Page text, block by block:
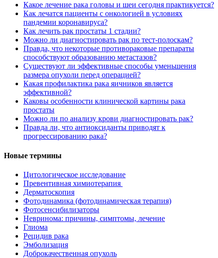
Какое лечение рака головы и шеи сегодня практикуется?
Как лечатся пациенты с онкологией в условиях
пандемии коронавируса?
Как лечить рак простаты 1 стадии?
Можно ли диагностировать рак по тест-полоскам?
Правда, что некоторые противораковые препараты
способствуют образованию метастазов?
Существуют ли эффективные способы уменьшения
размера опухоли перед операцией?
Какая профилактика рака яичников является
эффективной?
Каковы особенности клинической картины рака
простаты
Можно ли по анализу крови диагностировать рак?
Правда ли, что антиоксиданты приводят к
прогрессированию рака?
Новые термины
Цитологическое исследование
Превентивная химиотерапия
Дерматоскопия
Фотодинамика (фотодинамическая терапия)
Фотосенсибилизаторы
Невринома: причины, симптомы, лечение
Глиома
Рецидив рака
Эмболизация
Доброкачественная опухоль